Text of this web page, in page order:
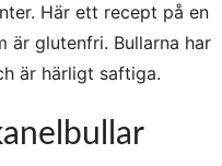
Här ett recept på en
är glutenfri. Bullarna har
är härligt saftiga.